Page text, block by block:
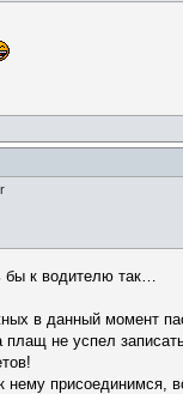
бы к водителю так…
в данный момент
не успел
присоединимся,